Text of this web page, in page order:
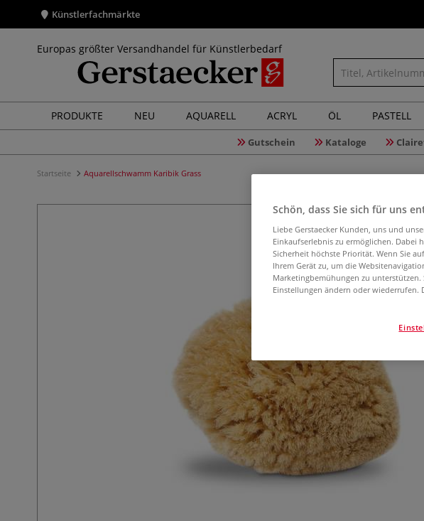
Künstlerfachmärkte
Europas größter Versandhandel für Künstlerbedarf
PRODUKTE NEU AQUARELL ACRYL ÖL PASTELL
Gutschein Kataloge
Startseite Aquarellschwamm Karibik Grass
Schön, dass Sie sich für uns
Liebe Gerstaecker Kunden, uns und
Einkaufserlebnis zu ermöglichen. Dabei
Sicherheit höchste Priorität. Wenn Sie
Ihrem Gerät zu, um die
Marketingbemühungen zu
Einstellungen ändern oder wiederrufen.